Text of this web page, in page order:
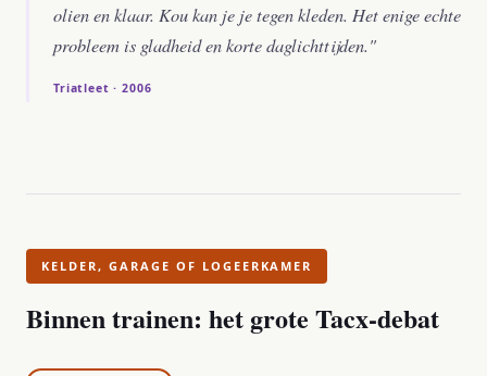
olien en klaar. Kou kan je je tegen kleden. Het enige echte
probleem is gladheid en korte daglichttijden."
Triatleet · 2006
KELDER, GARAGE OF LOGEERKAMER
Binnen trainen: het grote Tacx-debat